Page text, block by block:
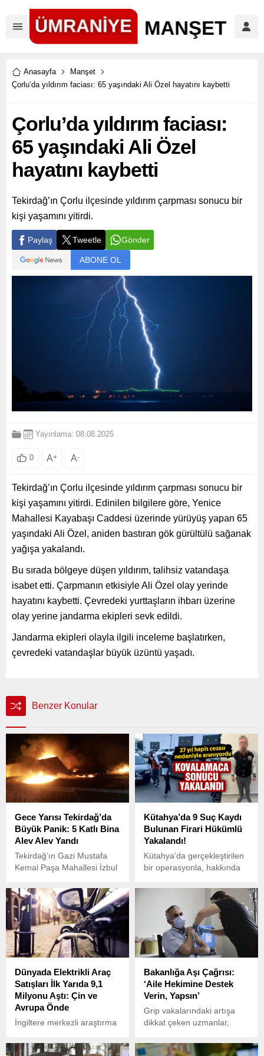
Anasayfa
Manşet
Çorlu’da yıldırım faciası: 65 yaşındaki Ali Özel hayatını kaybetti
Çorlu’da yıldırım faciası:
65 yaşındaki Ali Özel
hayatını kaybetti
Tekirdağ’ın Çorlu ilçesinde yıldırım çarpması sonucu bir
kişi yaşamını yitirdi.
Paylaş Tweetle Gönder
ABONE OL
Yayınlama: 08.08.2025
0 A+ A-
Tekirdağ’ın Çorlu ilçesinde yıldırım çarpması sonucu bir
kişi yaşamını yitirdi. Edinilen bilgilere göre, Yenice
Mahallesi Kayabaşı Caddesi üzerinde yürüyüş yapan 65
yaşındaki Ali Özel, aniden bastıran gök gürültülü sağanak
yağışa yakalandı.
Bu sırada bölgeye düşen yıldırım, talihsiz vatandaşa
isabet etti. Çarpmanın etkisiyle Ali Özel olay yerinde
hayatını kaybetti. Çevredeki yurttaşların ihbarı üzerine
olay yerine jandarma ekipleri sevk edildi.
Jandarma ekipleri olayla ilgili inceleme başlatırken,
çevredeki vatandaşlar büyük üzüntü yaşadı.
Benzer Konular
Gece Yarısı Tekirdağ’da
Büyük Panik: 5 Katlı Bina
Alev Alev Yandı
Tekirdağ’ın Gazi Mustafa
Kemal Paşa Mahallesi İzbul
binada gece yarısı saat
03.30 sularında yangın
çıktı.
Kütahya’da 9 Suç Kaydı
Bulunan Firari Hükümlü
Yakalandı!
Kütahya’da gerçekleştirilen
bir operasyonla, hakkında
cezası bulunan firari
yakalandı. Saray Mahallesi
Firaki Sokak’ta yapılan
operasyonda, “nitelikli
hırsızlık” suçundan aranan
Dünyada Elektrikli Araç
Satışları İlk Yarıda 9,1
Milyonu Aştı: Çin ve
Avrupa Önde
İngiltere merkezli araştırma
açıkladığı verilere göre,
Bakanlığa Aşı Çağrısı:
‘Aile Hekimine Destek
Verin, Yapsın’
Grip vakalarındaki artışa
dikkat çeken uzmanlar,
önerisinde bulunuyor. Sağlık